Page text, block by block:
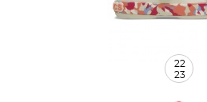
22
23